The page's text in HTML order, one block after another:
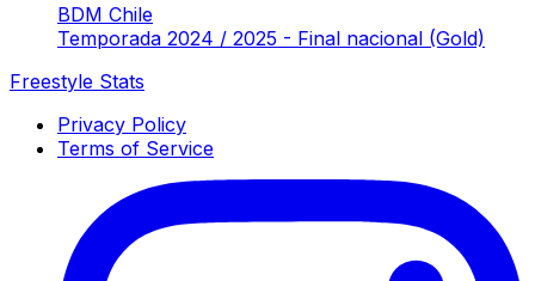
BDM Chile
Temporada 2024 / 2025 - Final nacional (Gold)
Freestyle Stats
Privacy Policy
Terms of Service